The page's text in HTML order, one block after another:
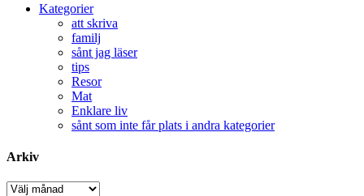
Kategorier
att skriva
familj
sånt jag läser
tips
Resor
Mat
Enklare liv
sånt som inte får plats i andra kategorier
Arkiv
Arkiv